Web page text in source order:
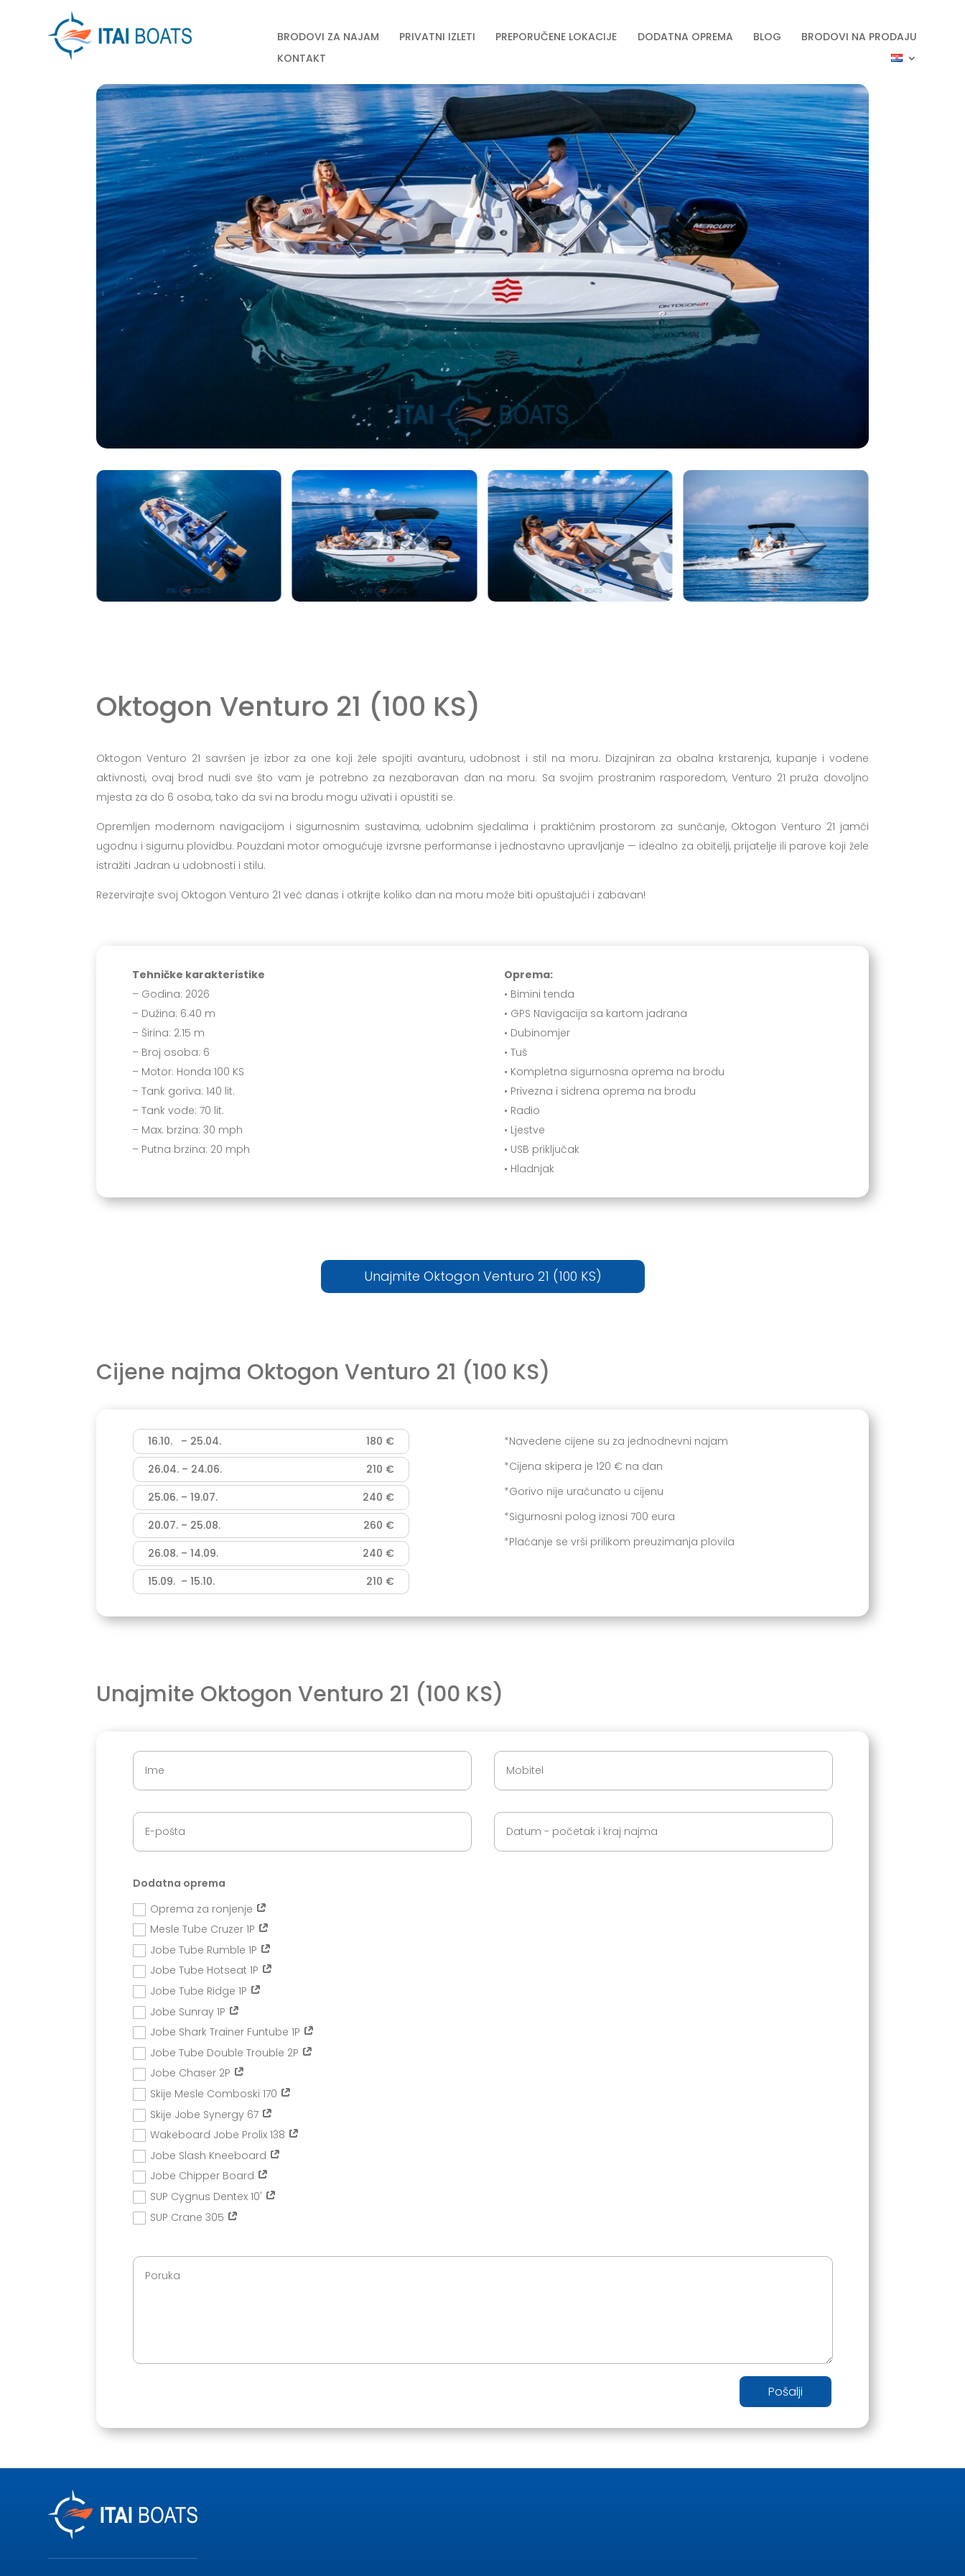
BRODOVI ZA NAJAM PRIVATNI IZLETI PREPORUČENE LOKACIJE DODATNA OPREMA BLOG
BRODOVI NA PRODAJU
KONTAKT
Oktogon Venturo 21 (100 KS)
Oktogon Venturo 21 savršen je izbor za one koji žele spojiti avanturu, udobnost i stil na moru. Dizajniran za obalna krstarenja, kupanje i vodene
aktivnosti, ovaj brod nudi sve što vam je potrebno za nezaboravan dan na moru. Sa svojim prostranim rasporedom, Venturo 21 pruža dovoljno
mjesta za do 6 osoba, tako da svi na brodu mogu uživati i opustiti se.
Opremljen modernom navigacijom i sigurnosnim sustavima, udobnim sjedalima i praktičnim prostorom za sunčanje, Oktogon Venturo 21 jamči
ugodnu i sigurnu plovidbu. Pouzdani motor omogućuje izvrsne performanse i jednostavno upravljanje — idealno za obitelji, prijatelje ili parove koji žele
istražiti Jadran u udobnosti i stilu.
Rezervirajte svoj Oktogon Venturo 21 već danas i otkrijte koliko dan na moru može biti opuštajući i zabavan!
Tehničke karakteristike
– Godina: 2026
– Dužina: 6.40 m
– Širina: 2.15 m
– Broj osoba: 6
– Motor: Honda 100 KS
– Tank goriva: 140 lit.
– Tank vode: 70 lit.
– Max. brzina: 30 mph
– Putna brzina: 20 mph
Oprema:
• Bimini tenda
• GPS Navigacija sa kartom jadrana
• Dubinomjer
• Tuš
• Kompletna sigurnosna oprema na brodu
• Privezna i sidrena oprema na brodu
• Radio
• Ljestve
• USB priključak
• Hladnjak
Unajmite Oktogon Venturo 21 (100 KS)
Cijene najma Oktogon Venturo 21 (100 KS)
16.10. – 25.04.
180 €
26.04. – 24.06.
210 €
25.06. – 19.07.
240 €
20.07. – 25.08.
260 €
26.08. – 14.09.
240 €
15.09. – 15.10.
210 €
*Navedene cijene su za jednodnevni najam
*Cijena skipera je 120 € na dan
*Gorivo nije uračunato u cijenu
*Sigurnosni polog iznosi 700 eura
*Plaćanje se vrši prilikom preuzimanja plovila
Unajmite Oktogon Venturo 21 (100 KS)
Dodatna oprema
Oprema za ronjenje
Mesle Tube Cruzer 1P
Jobe Tube Rumble 1P
Jobe Tube Hotseat 1P
Jobe Tube Ridge 1P
Jobe Sunray 1P
Jobe Shark Trainer Funtube 1P
Jobe Tube Double Trouble 2P
Jobe Chaser 2P
Skije Mesle Comboski 170
Skije Jobe Synergy 67
Wakeboard Jobe Prolix 138
Jobe Slash Kneeboard
Jobe Chipper Board
SUP Cygnus Dentex 10'
SUP Crane 305
Pošalji